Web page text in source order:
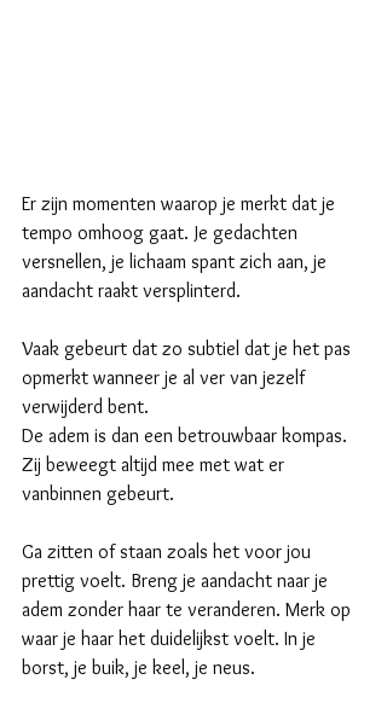
Er zijn momenten waarop je merkt dat je
tempo omhoog gaat. Je gedachten
versnellen, je lichaam spant zich aan, je
aandacht raakt versplinterd.
Vaak gebeurt dat zo subtiel dat je het pas
opmerkt wanneer je al ver van jezelf
verwijderd bent.
De adem is dan een betrouwbaar kompas.
Zij beweegt altijd mee met wat er
vanbinnen gebeurt.
Ga zitten of staan zoals het voor jou
prettig voelt. Breng je aandacht naar je
adem zonder haar te veranderen. Merk op
waar je haar het duidelijkst voelt. In je
borst, je buik, je keel, je neus.